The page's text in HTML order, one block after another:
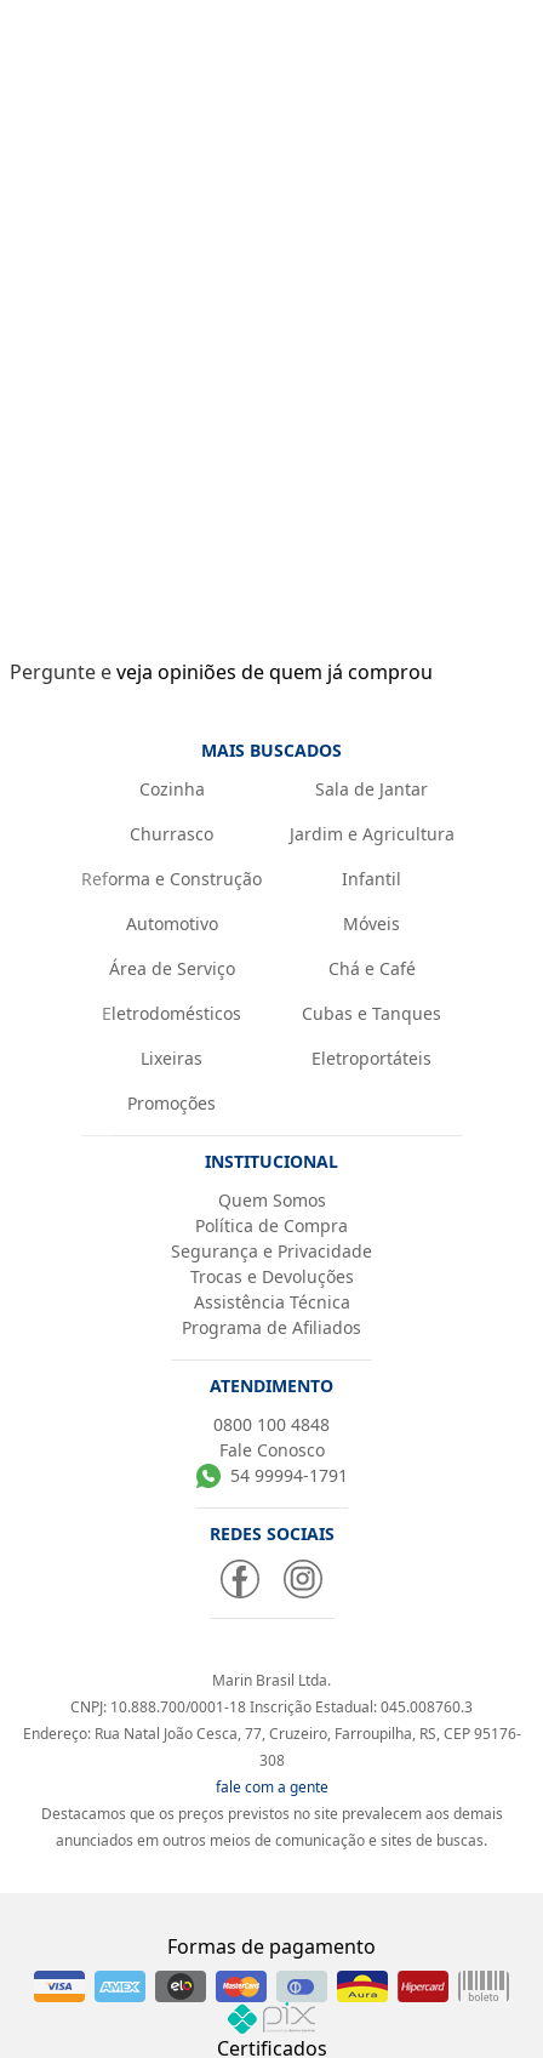
Pergunte e veja opiniões de quem já comprou
MAIS BUSCADOS
Cozinha
Sala de Jantar
Churrasco
Jardim e Agricultura
Reforma e Construção
Infantil
Automotivo
Móveis
Área de Serviço
Chá e Café
Eletrodomésticos
Cubas e Tanques
Lixeiras
Eletroportáteis
Promoções
INSTITUCIONAL
Quem Somos
Política de Compra
Segurança e Privacidade
Trocas e Devoluções
Assistência Técnica
Programa de Afiliados
ATENDIMENTO
0800 100 4848
Fale Conosco
54 99994-1791
REDES SOCIAIS
Marin Brasil Ltda.
CNPJ: 10.888.700/0001-18 Inscrição Estadual: 045.008760.3
Endereço: Rua Natal João Cesca, 77, Cruzeiro, Farroupilha, RS, CEP 95176-
308
fale com a gente
Destacamos que os preços previstos no site prevalecem aos demais
anunciados em outros meios de comunicação e sites de buscas.
Formas de pagamento
Certificados